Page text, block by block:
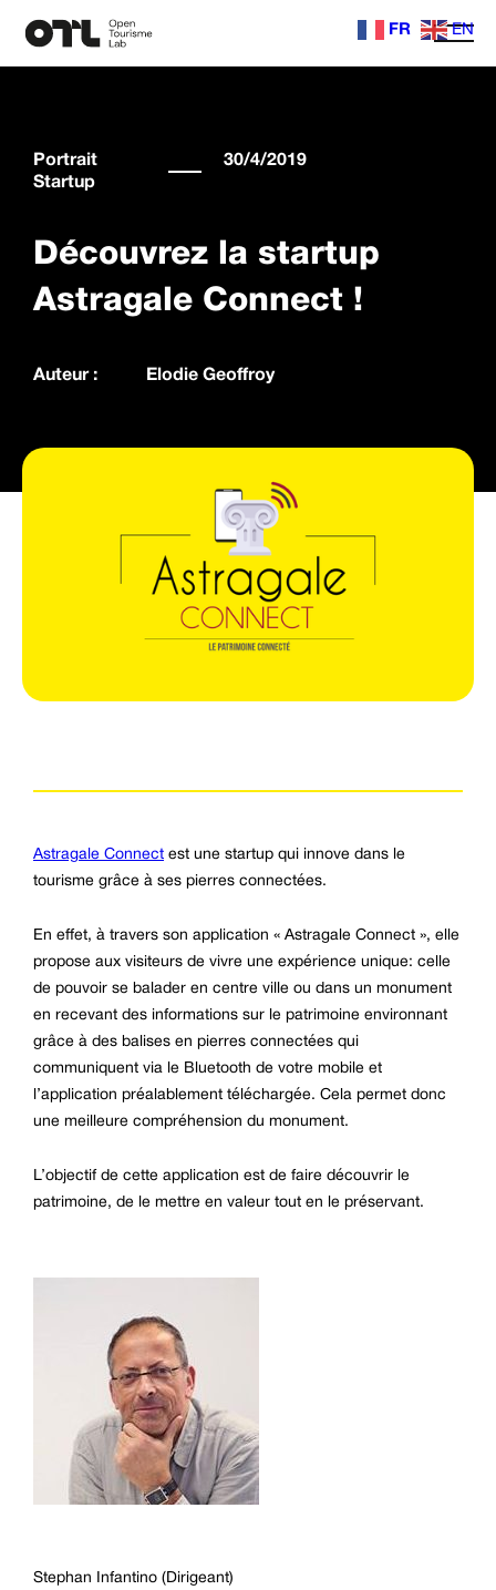
FR EN
Portrait
Startup
30/4/2019
Découvrez la startup
Astragale Connect !
Auteur : Elodie Geoffroy
Astragale Connect est une startup qui innove dans le
tourisme grâce à ses pierres connectées.
En effet, à travers son application « Astragale Connect », elle
propose aux visiteurs de vivre une expérience unique: celle
de pouvoir se balader en centre ville ou dans un monument
en recevant des informations sur le patrimoine environnant
grâce à des balises en pierres connectées qui
communiquent via le Bluetooth de votre mobile et
l’application préalablement téléchargée. Cela permet donc
une meilleure compréhension du monument.
L’objectif de cette application est de faire découvrir le
patrimoine, de le mettre en valeur tout en le préservant.
Stephan Infantino (Dirigeant)